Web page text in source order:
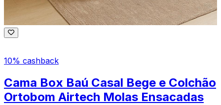
10% cashback
Cama Box Baú Casal Bege e Colchão
Ortobom Airtech Molas Ensacadas